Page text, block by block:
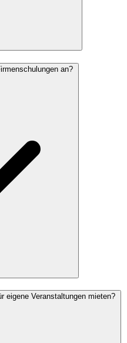
an?
eigene Veranstaltungen mieten?